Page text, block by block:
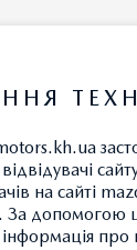
на сайті
допомогою